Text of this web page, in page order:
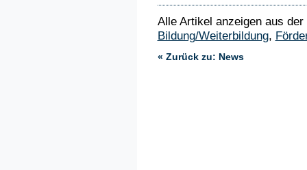
Alle Artikel anzeigen aus
Bildung/Weiterbildung,
« Zurück zu: News